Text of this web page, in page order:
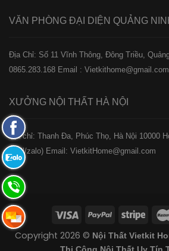
VĂN PHÒNG ĐẠI DIỆN QUẢNG
Địa Chỉ: Số 11 Vĩnh Thông, Đông Triều,
0865.283.168 Email : Vietkithome@gmail.com
XƯỞNG NỘI THẤT HÀ NỘI
️Địa chỉ: Thanh Đa, Phúc Thọ, Hà Nội 10000
(Call/zalo) Email: VietkitHome@gmail.com
Copyright 2026 © Nội Thất Vietkit
Fanpage
Facebook
Zalo:
0865.283.168
Hotline:
0865.283.168
Hotline:
0865.283.168